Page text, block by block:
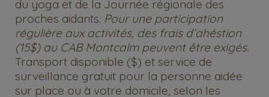
du yoga et de la Journée régionale des
proches aidants. Pour une participation
régulière aux activités, des frais d’ahéstion
(15$) au CAB Montcalm peuvent être exigés.
Transport disponible ($) et service de
surveillance gratuit pour la personne aidée
sur place ou à votre domicile, selon les